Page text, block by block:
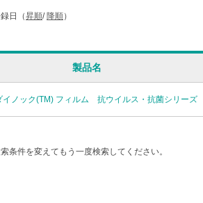
日（昇順/ 降順）
製品名
イノック(TM) フィルム 抗ウイルス・抗菌シリーズ
条件を変えてもう一度検索してください。